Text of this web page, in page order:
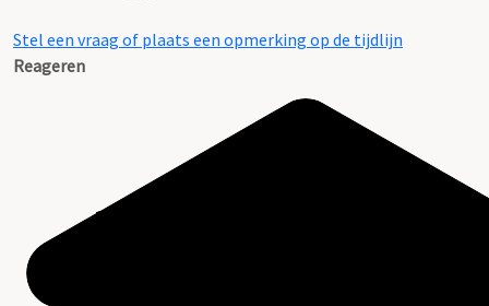
Stel een vraag of plaats een opmerking op de tijdlijn
Reageren